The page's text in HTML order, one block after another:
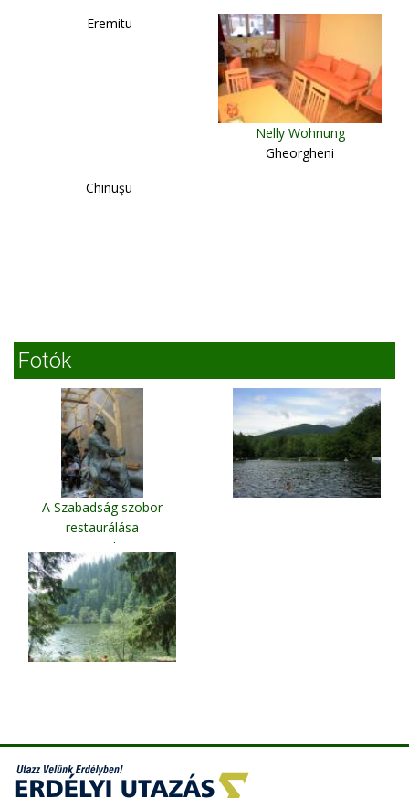
Eremitu
Nelly Wohnung
Gheorgheni
Chinuşu
Fotók
A Szabadság szobor
restaurálása
Arad